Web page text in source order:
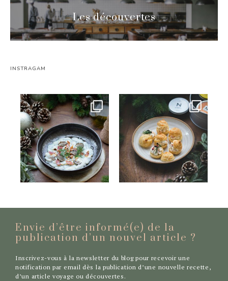
Les découvertes
INSTRAGAM
Envie d’être informé(e) de la
publication d’un nouvel article ?
Inscrivez-vous à la newsletter du blog pour recevoir une
notification par email dès la publication d’une nouvelle recette,
d’un article voyage ou découvertes.